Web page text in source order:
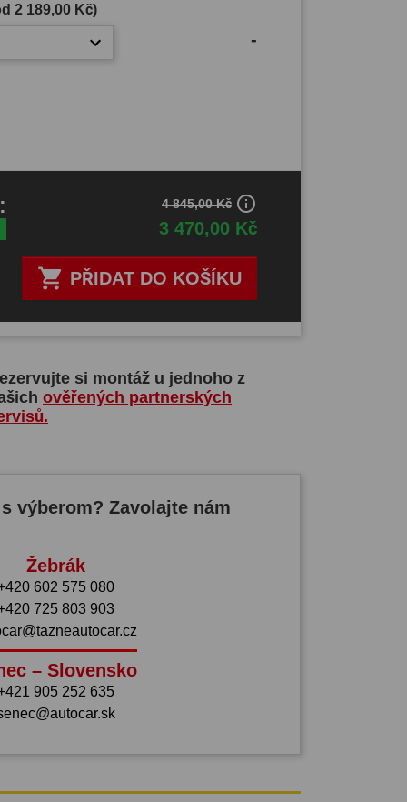
2 189,00 Kč)
-
 PŘIDAT DO KOŠÍKU
:
3 470,00 Kč
4 845,00 Kč info_outline
si montáž u jednoho z
ověřených partnerských
výberom? Zavolajte nám
Žebrák
602 575 080
725 803 903
– Slovensko
905 252 635